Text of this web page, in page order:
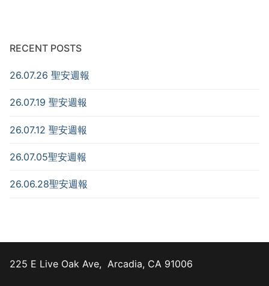
RECENT POSTS
26.07.26 聖安週報
26.07.19 聖安週報
26.07.12 聖安週報
26.07.05聖安週報
26.06.28聖安週報
225 E Live Oak Ave, Arcadia, CA 91006